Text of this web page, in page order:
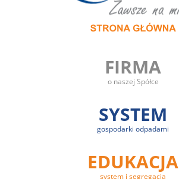
FIRMA
o naszej Spółce
SYSTEM
gospodarki odpadami
EDUKACJA
system i segregacja